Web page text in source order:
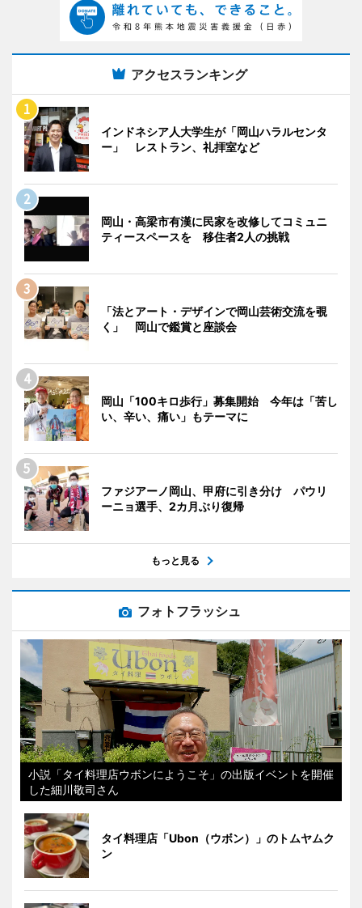
アクセスランキング
インドネシア人大学生が「岡山ハラルセンタ
ー」 レストラン、礼拝室など
岡山・高梁市有漢に民家を改修してコミュニ
ティースペースを 移住者2人の挑戦
「法とアート・デザインで岡山芸術交流を覗
く」 岡山で鑑賞と座談会
岡山「100キロ歩行」募集開始 今年は「苦し
い、辛い、痛い」もテーマに
ファジアーノ岡山、甲府に引き分け パウリ
ーニョ選手、2カ月ぶり復帰
もっと見る
フォトフラッシュ
小説「タイ料理店ウボンにようこそ」の出版イベントを開催
した細川敬司さん
タイ料理店「Ubon（ウボン）」のトムヤムク
ン